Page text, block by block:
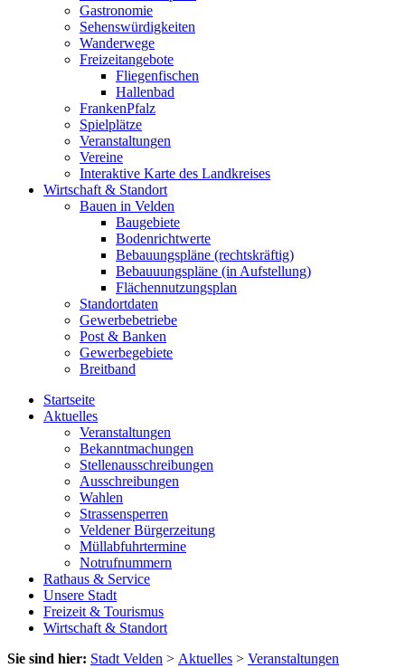
Gastronomie
Sehenswürdigkeiten
Wanderwege
Freizeitangebote
Fliegenfischen
Hallenbad
FrankenPfalz
Spielplätze
Veranstaltungen
Vereine
Interaktive Karte des Landkreises
Wirtschaft & Standort
Bauen in Velden
Baugebiete
Bodenrichtwerte
Bebauungspläne (rechtskräftig)
Bebauuungspläne (in Aufstellung)
Flächennutzungsplan
Standortdaten
Gewerbebetriebe
Post & Banken
Gewerbegebiete
Breitband
Startseite
Aktuelles
Veranstaltungen
Bekanntmachungen
Stellenausschreibungen
Ausschreibungen
Wahlen
Strassensperren
Veldener Bürgerzeitung
Müllabfuhrtermine
Notrufnummern
Rathaus & Service
Unsere Stadt
Freizeit & Tourismus
Wirtschaft & Standort
Sie sind hier: Stadt Velden > Aktuelles > Veranstaltungen